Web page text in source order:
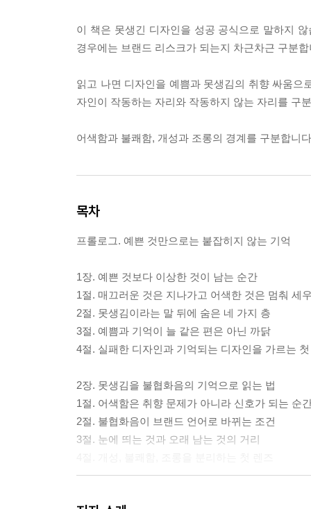
이 책은 못생긴 디자인을 성공 공식으로 말하지
경우에는 브랜드 리스크가 되는지 차근차근 구분
읽고 나면 디자인을 예쁨과 못생김의 취향 싸움
자인이 작동하는 자리와 작동하지 않는 자리를 구
어색함과 불쾌함, 개성과 조롱의 경계를 구분합니
목차
프롤로그. 예쁜 것만으로는 붙잡히지 않는 기억
1장. 예쁜 것보다 이상한 것이 남는 순간
1절. 매끄러운 것은 지나가고 어색한 것은 멈춰 세
2절. 못생김이라는 말 뒤에 숨은 네 가지 층
3절. 예쁨과 기억이 늘 같은 편은 아닌 까닭
4절. 실패한 디자인과 기억되는 디자인을 가르는
2장. 못생김을 불협화음의 기억으로 읽는 법
1절. 어색함은 취향 문제가 아니라 신호가 되는 순
2절. 불협화음이 브랜드 언어로 바뀌는 조건
3절. 눈에 띄는 것과 오래 남는 것의 거리